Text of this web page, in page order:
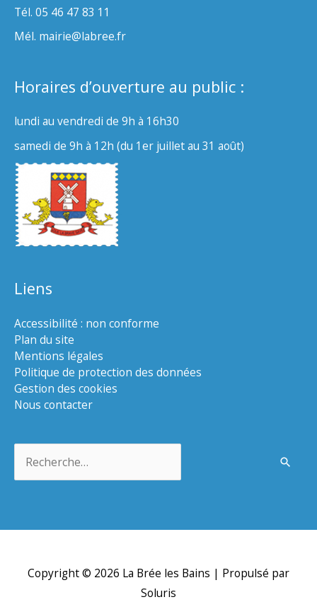
Tél. 05 46 47 83 11
Mél. mairie@labree.fr
Horaires d’ouverture au public :
lundi au vendredi de 9h à 16h30
samedi de 9h à 12h (du 1er juillet au 31 août)
Liens
Accessibilité : non conforme
Plan du site
Mentions légales
Politique de protection des données
Gestion des cookies
Nous contacter
Copyright © 2026 La Brée les Bains | Propulsé par
Soluris